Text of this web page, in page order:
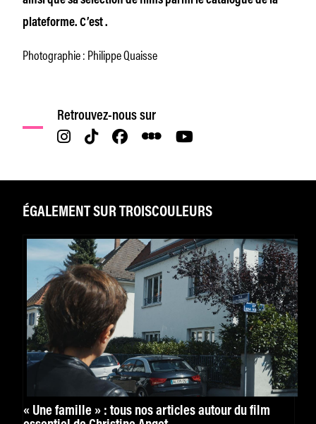
plateforme. C’est .
Photographie : Philippe Quaisse
Retrouvez-nous sur
ÉGALEMENT SUR TROISCOULEURS
« Une famille » : tous nos articles autour du film